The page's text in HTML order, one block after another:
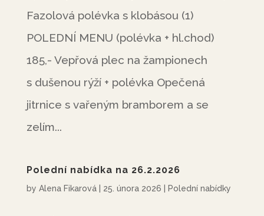
Fazolová polévka s klobásou (1)
POLEDNÍ MENU (polévka + hl.chod)
185,- Vepřová plec na žampionech
s dušenou rýží + polévka Opečená
jitrnice s vařeným bramborem a se
zelím...
Polední nabídka na 26.2.2026
by Alena Fikarová| 25. února 2026 Polední nabídky